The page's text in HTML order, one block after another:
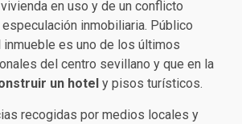
en uso y de un conflicto
inmobiliaria. Público
es uno de los últimos
del centro sevillano y que en la
un hotel y pisos turísticos.
recogidas por medios locales y